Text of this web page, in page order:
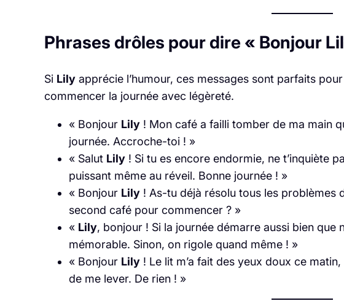
Phrases drôles pour dire « Bonjour
Si Lily apprécie l’humour, ces messages sont parfaits
commencer la journée avec légèreté.
« Bonjour Lily ! Mon café a failli tomber de ma main
journée. Accroche-toi ! »
« Salut Lily ! Si tu es encore endormie, ne t’inquiète
puissant même au réveil. Bonne journée ! »
« Bonjour Lily ! As-tu déjà résolu tous les problèmes
second café pour commencer ? »
« Lily, bonjour ! Si la journée démarre aussi bien que
mémorable. Sinon, on rigole quand même ! »
« Bonjour Lily ! Le lit m’a fait des yeux doux ce
de me lever. De rien ! »